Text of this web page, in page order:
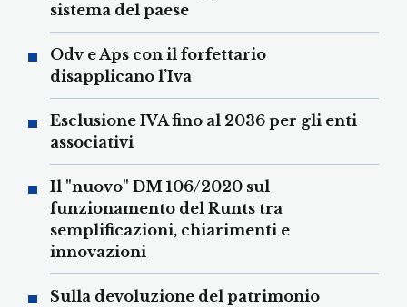
sistema del paese
Odv e Aps con il forfettario
disapplicano l’Iva
Esclusione IVA fino al 2036 per gli enti
associativi
Il "nuovo" DM 106/2020 sul
funzionamento del Runts tra
semplificazioni, chiarimenti e
innovazioni
Sulla devoluzione del patrimonio